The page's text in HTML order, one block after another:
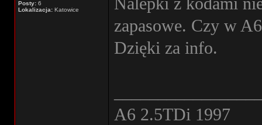
Posty: 6
Lokalizacja: Katowice
zapasowe. Czy w
Dzięki za info.
A6 2.5TDi 1997